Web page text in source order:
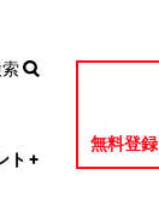
ト +
無料登録